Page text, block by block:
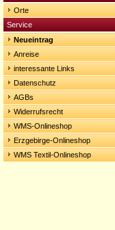
Orte
Service
Neueintrag
Anreise
interessante Links
Datenschutz
AGBs
Widerrufsrecht
WMS-Onlineshop
Erzgebirge-Onlineshop
WMS Textil-Onlineshop